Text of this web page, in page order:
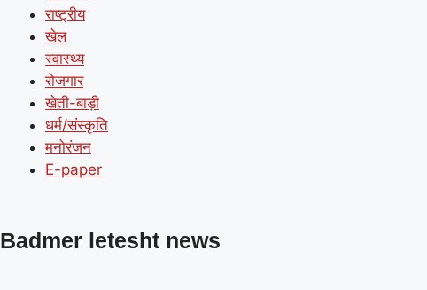
राष्ट्रीय
खेल
स्वास्थ्य
रोजगार
खेती-बाड़ी
धर्म/संस्कृति
मनोरंजन
E-paper
Badmer letesht news